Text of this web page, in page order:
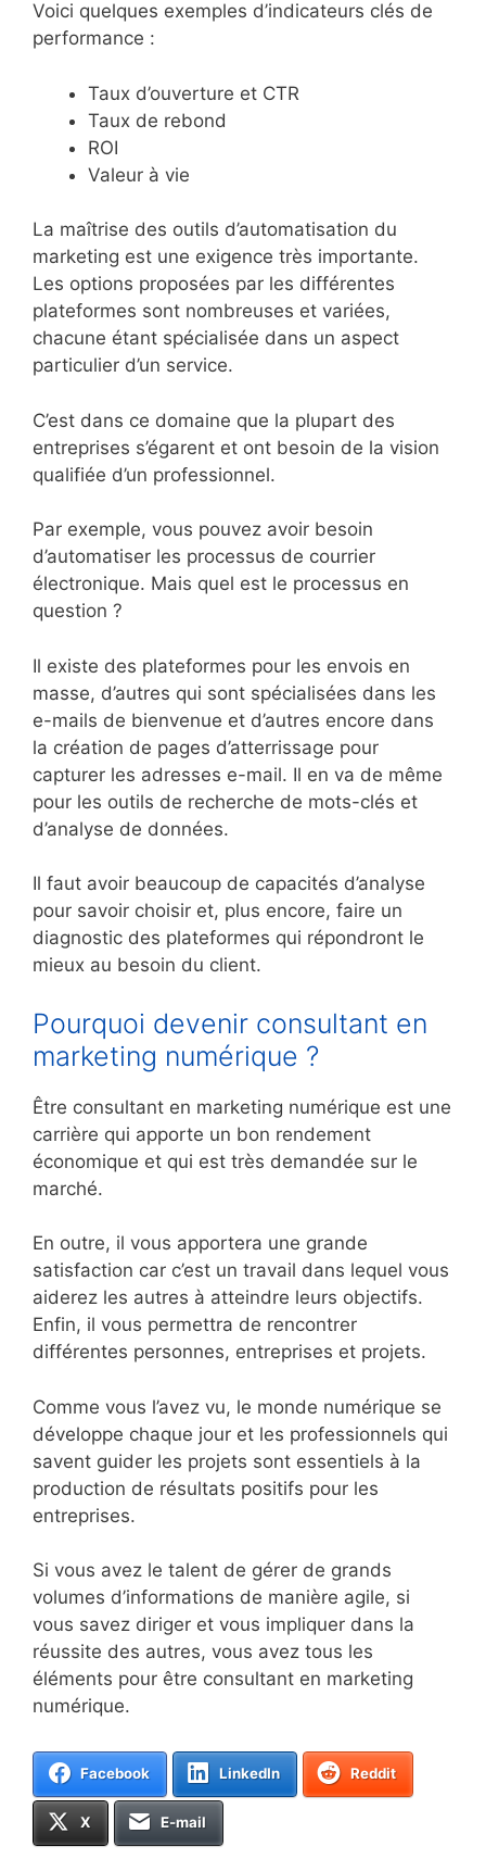
Voici quelques exemples d’indicateurs clés de
performance :
Taux d’ouverture et CTR
Taux de rebond
ROI
Valeur à vie
La maîtrise des outils d’automatisation du
marketing est une exigence très importante.
Les options proposées par les différentes
plateformes sont nombreuses et variées,
chacune étant spécialisée dans un aspect
particulier d’un service.
C’est dans ce domaine que la plupart des
entreprises s’égarent et ont besoin de la vision
qualifiée d’un professionnel.
Par exemple, vous pouvez avoir besoin
d’automatiser les processus de courrier
électronique. Mais quel est le processus en
question ?
Il existe des plateformes pour les envois en
masse, d’autres qui sont spécialisées dans les
e-mails de bienvenue et d’autres encore dans
la création de pages d’atterrissage pour
capturer les adresses e-mail. Il en va de même
pour les outils de recherche de mots-clés et
d’analyse de données.
Il faut avoir beaucoup de capacités d’analyse
pour savoir choisir et, plus encore, faire un
diagnostic des plateformes qui répondront le
mieux au besoin du client.
Pourquoi devenir consultant en
marketing numérique ?
Être consultant en marketing numérique est une
carrière qui apporte un bon rendement
économique et qui est très demandée sur le
marché.
En outre, il vous apportera une grande
satisfaction car c’est un travail dans lequel vous
aiderez les autres à atteindre leurs objectifs.
Enfin, il vous permettra de rencontrer
différentes personnes, entreprises et projets.
Comme vous l’avez vu, le monde numérique se
développe chaque jour et les professionnels qui
savent guider les projets sont essentiels à la
production de résultats positifs pour les
entreprises.
Si vous avez le talent de gérer de grands
volumes d’informations de manière agile, si
vous savez diriger et vous impliquer dans la
réussite des autres, vous avez tous les
éléments pour être consultant en marketing
numérique.
Facebook LinkedIn Reddit
X E-mail